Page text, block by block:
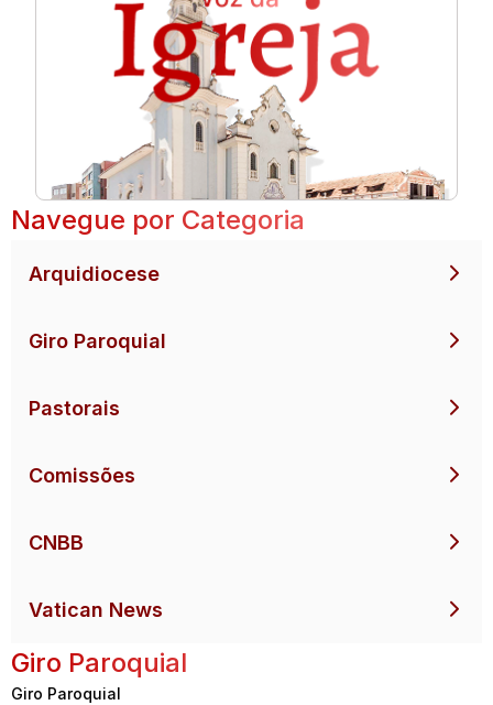
Navegue por Categoria
Arquidiocese
Giro Paroquial
Pastorais
Comissões
CNBB
Vatican News
Giro Paroquial
Giro Paroquial